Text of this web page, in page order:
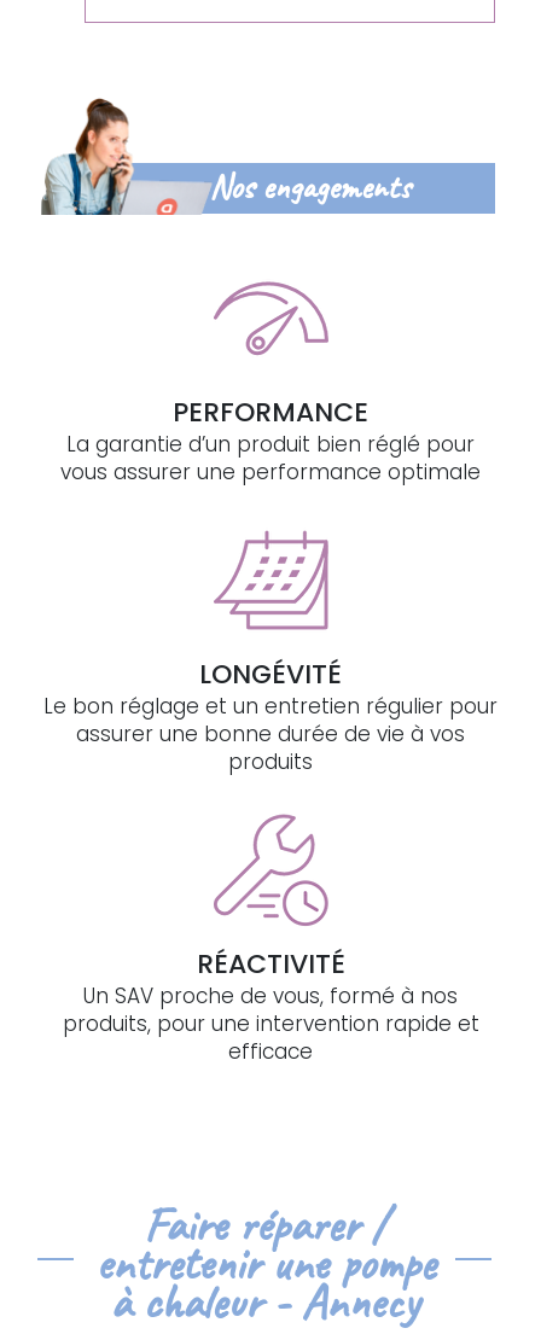
Nos engagements
PERFORMANCE
La garantie d’un produit bien réglé pour
vous assurer une performance optimale
LONGÉVITÉ
Le bon réglage et un entretien régulier pour
assurer une bonne durée de vie à vos
produits
RÉACTIVITÉ
Un SAV proche de vous, formé à nos
produits, pour une intervention rapide et
efficace
Faire réparer /
entretenir une pompe
à chaleur - Annecy